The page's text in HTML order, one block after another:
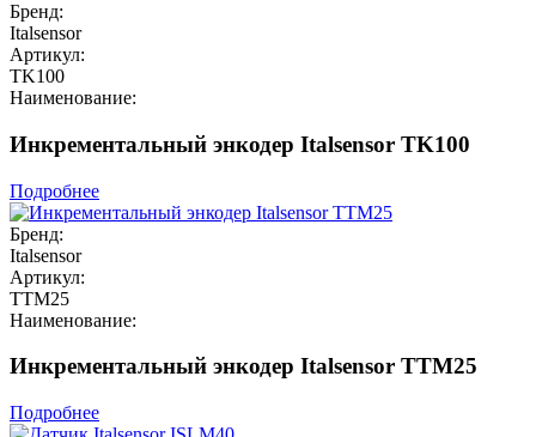
Бренд:
Italsensor
Артикул:
TK100
Наименование:
Инкрементальный энкодер Italsensor TK100
Подробнее
Бренд:
Italsensor
Артикул:
TTM25
Наименование:
Инкрементальный энкодер Italsensor TTM25
Подробнее